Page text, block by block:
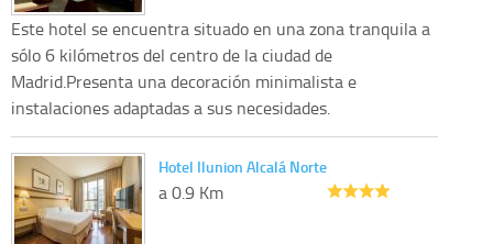
Este hotel se encuentra situado en una zona tranquila a
sólo 6 kilómetros del centro de la ciudad de
Madrid.Presenta una decoración minimalista e
instalaciones adaptadas a sus necesidades.
Hotel Ilunion Alcalá Norte
a 0.9 Km